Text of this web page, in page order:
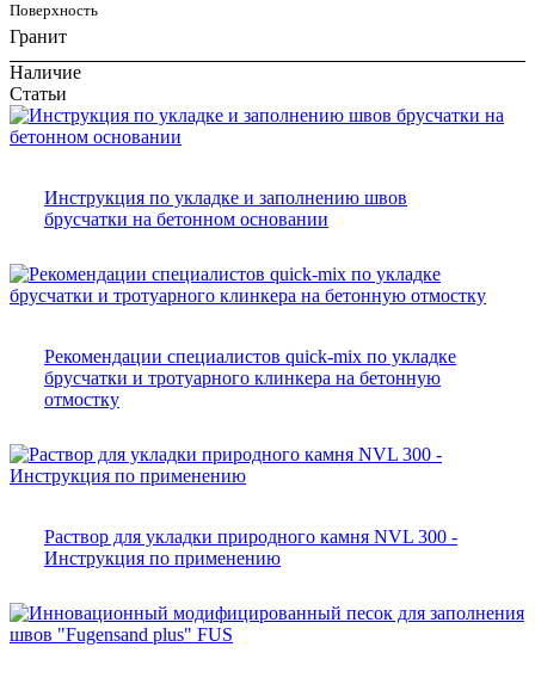
Поверхность
Гранит
Наличие
Статьи
Инструкция по укладке и заполнению швов
брусчатки на бетонном основании
Рекомендации специалистов quick-mix по укладке
брусчатки и тротуарного клинкера на бетонную
отмостку
Раствор для укладки природного камня NVL 300 -
Инструкция по применению